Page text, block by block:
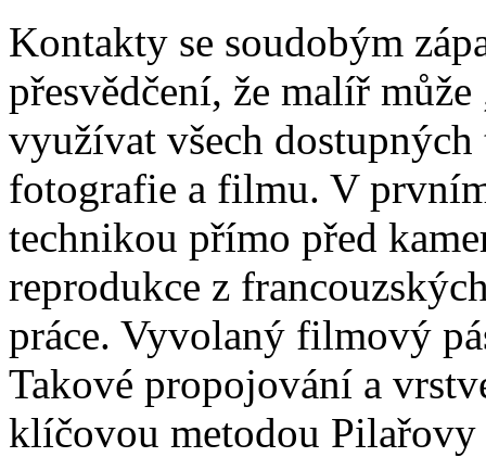
Kontakty se soudobým
přesvědčení, že malíř
využívat všech
fotografie a filmu. V
technikou přímo před
reprodukce z
práce. Vyvolaný filmový
Takové propojování a
klíčovou metodou